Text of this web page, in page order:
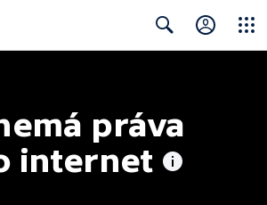
práva
internet